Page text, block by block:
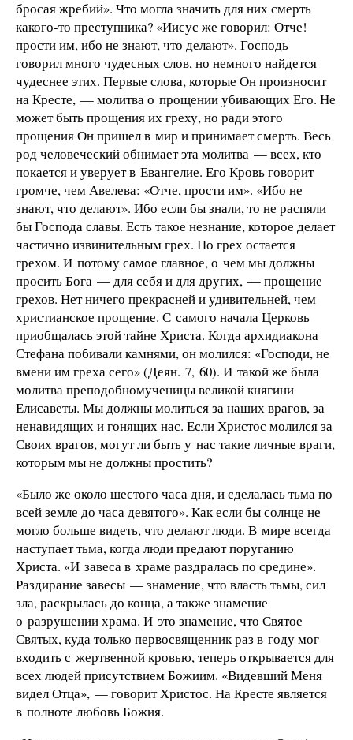
бросая жребий». Что могла значить для них смерть
какого-то преступника? «Иисус же говорил: Отче!
прости им, ибо не знают, что делают». Господь
говорил много чудесных слов, но немного найдется
чудеснее этих. Первые слова, которые Он произносит
на Кресте, — молитва о прощении убивающих Его. Не
может быть прощения их греху, но ради этого
прощения Он пришел в мир и принимает смерть. Весь
род человеческий обнимает эта молитва — всех, кто
покается и уверует в Евангелие. Его Кровь говорит
громче, чем Авелева: «Отче, прости им». «Ибо не
знают, что делают». Ибо если бы знали, то не распяли
бы Господа славы. Есть такое незнание, которое делает
частично извинительным грех. Но грех остается
грехом. И потому самое главное, о чем мы должны
просить Бога — для себя и для других, — прощение
грехов. Нет ничего прекрасней и удивительней, чем
христианское прощение. С самого начала Церковь
приобщалась этой тайне Христа. Когда архидиакона
Стефана побивали камнями, он молился: «Господи, не
вмени им греха сего» (Деян. 7, 60). И такой же была
молитва преподобномученицы великой княгини
Елисаветы. Мы должны молиться за наших врагов, за
ненавидящих и гонящих нас. Если Христос молился за
Своих врагов, могут ли быть у нас такие личные враги,
которым мы не должны простить?
«Было же около шестого часа дня, и сделалась тьма по
всей земле до часа девятого». Как если бы солнце не
могло больше видеть, что делают люди. В мире всегда
наступает тьма, когда люди предают поруганию
Христа. «И завеса в храме раздралась по средине».
Раздирание завесы — знамение, что власть тьмы, сил
зла, раскрылась до конца, а также знамение
о разрушении храма. И это знамение, что Святое
Святых, куда только первосвященник раз в году мог
входить с жертвенной кровью, теперь открывается для
всех людей присутствием Божиим. «Видевший Меня
видел Отца», — говорит Христос. На Кресте является
в полноте любовь Божия.